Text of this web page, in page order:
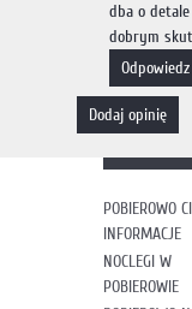
dba o
dobrym
odpowiedz
dodaj opinię
POBIEROWO
INFORMACJE
NOCLEGI W
POBIEROWIE